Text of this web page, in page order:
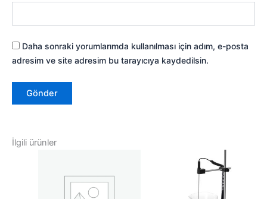
Daha sonraki yorumlarımda kullanılması için adım, e-posta
adresim ve site adresim bu tarayıcıya kaydedilsin.
İlgili ürünler